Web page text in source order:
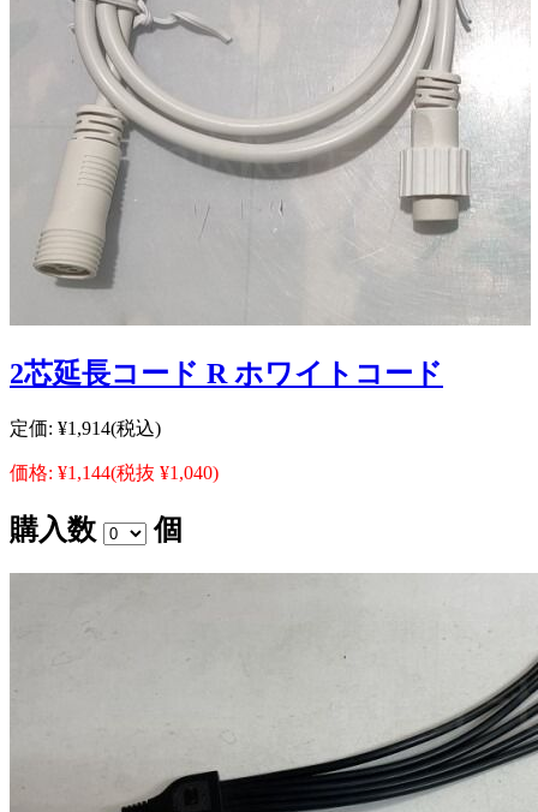
2芯延長コード R ホワイトコード
定価: ¥1,914(税込)
価格: ¥1,144(税抜 ¥1,040)
購入数 個